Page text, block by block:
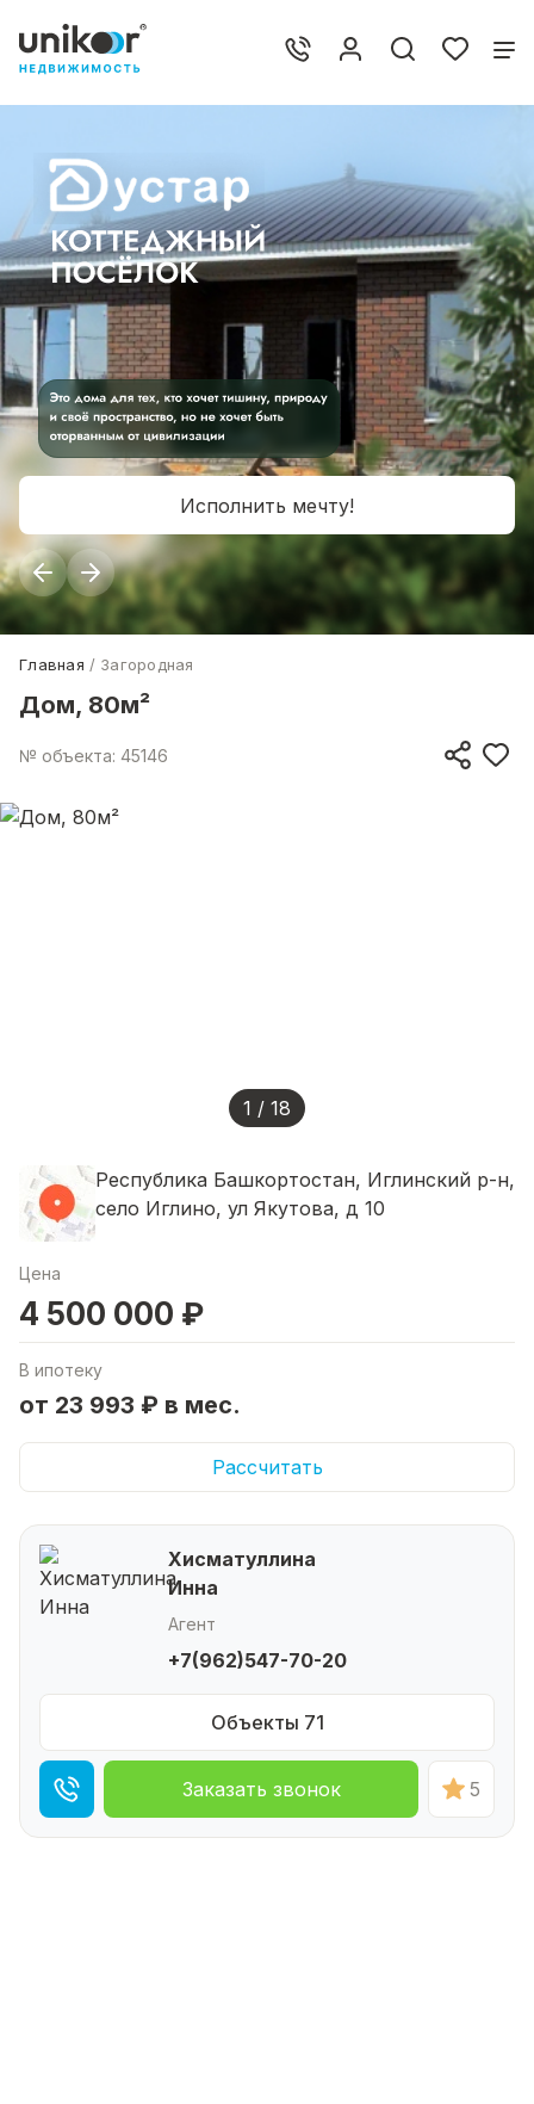
Исполнить мечту!
Главная Загородная
Дом, 80м²
№ объекта: 45146
1 / 18
Республика Башкортостан, Иглинский р-н,
село Иглино, ул Якутова, д 10
Цена
4 500 000 ₽
В ипотеку
от 23 993 ₽ в мес.
Рассчитать
Хисматуллина
Инна
Агент
+7(962)547-70-20
Объекты 71
Заказать звонок 5